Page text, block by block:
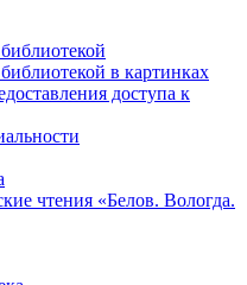
в картинках
доступа к
чтения «Белов. Вологда.